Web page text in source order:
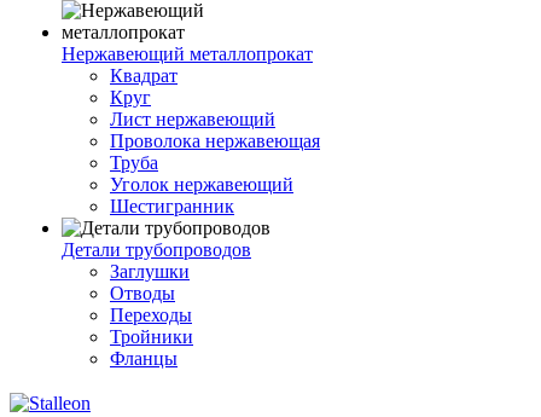
Нержавеющий металлопрокат
Квадрат
Круг
Лист нержавеющий
Проволока нержавеющая
Труба
Уголок нержавеющий
Шестигранник
Детали трубопроводов
Заглушки
Отводы
Переходы
Тройники
Фланцы